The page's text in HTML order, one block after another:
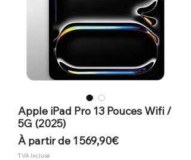
Apple iPad Pro 13 Pouces Wifi /
5G (2025)
À partir de 1 569,90€Prix
TVA Incluse